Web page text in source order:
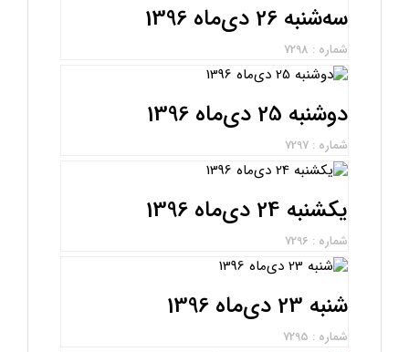
سه‌شنبه 26 دی‌ماه 1396
شماره : 7298
دوشنبه 25 دی‌ماه 1396
شماره : 7297
یکشنبه 24 دی‌ماه 1396
شماره : 7296
شنبه 23 دی‌ماه 1396
شماره : 7295